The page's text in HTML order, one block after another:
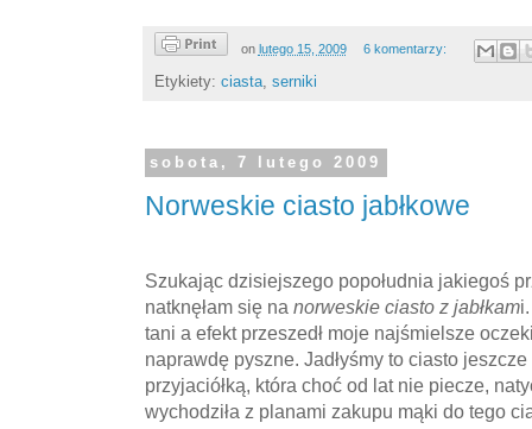
on lutego 15, 2009 6 komentarzy:
Etykiety: ciasta serniki
sobota, 7 lutego 2009
Norweskie ciasto jabłkowe
Szukając dzisiejszego popołudnia jakiegoś
natknęłam się na norweskie ciasto z jabłkam
tani a efekt przeszedł moje najśmielsze
naprawdę pyszne. Jadłyśmy to ciasto
przyjaciółką, która choć od lat nie piecze,
wychodziła z planami zakupu mąki do tego